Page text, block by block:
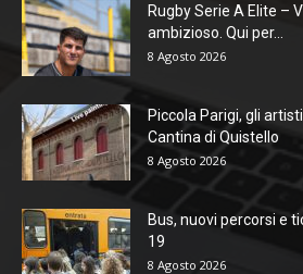
Rugby Serie A Elite –
ambizioso. Qui per...
8 Agosto 2026
Piccola Parigi, gli
Cantina di Quistello
8 Agosto 2026
Bus, nuovi percorsi e
19
8 Agosto 2026